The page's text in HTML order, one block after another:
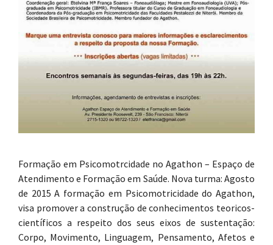
Formação em Psicomotrcidade no Agathon – Espaço de
Atendimento e Formação em Saúde. Nova turma: Agosto
de 2015 A formação em Psicomotricidade do Agathon,
visa promover a construção de conhecimentos teoricos-
científicos a respeito dos seus eixos de sustentação:
Corpo, Movimento, Linguagem, Pensamento, Afetos e